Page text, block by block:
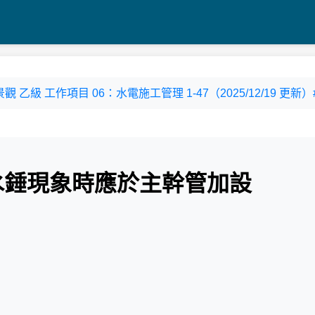
觀 乙級 工作項目 06：水電施工管理 1-47（2025/12/19 更新
現象時應於主幹管加設